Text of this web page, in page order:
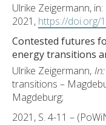
Ulrike Zeigermann, in:
2021, https://doi.org/
Contested futures
energy transitions
Ulrike Zeigermann, In:
transitions –
Magdeburg;
2021, S. 4-11 –